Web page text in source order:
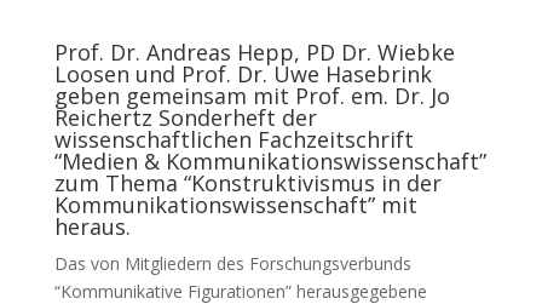
Prof. Dr. Andreas Hepp, PD Dr. Wiebke
Loosen und Prof. Dr. Uwe Hasebrink
geben gemeinsam mit Prof. em. Dr. Jo
Reichertz Sonderheft der
wissenschaftlichen Fachzeitschrift
“Medien & Kommunikationswissenschaft”
zum Thema “Konstruktivismus in der
Kommunikationswissenschaft” mit
heraus.
Das von Mitgliedern des Forschungsverbunds
“Kommunikative Figurationen” herausgegebene